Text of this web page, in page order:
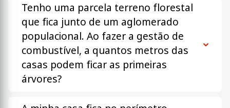
Tenho uma parcela terreno florestal
que fica junto de um aglomerado
populacional. Ao fazer a gestão de
combustível, a quantos metros das
casas podem ficar as primeiras
árvores?